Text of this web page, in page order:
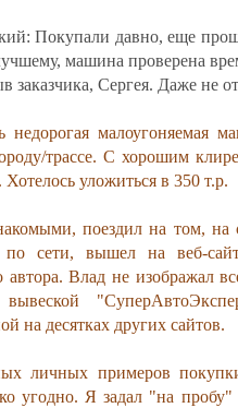
Покупали давно, еще
машина проверена
заказчика, Сергея. Даже не
недорогая малоугоняемая
трассе. С хорошим
Хотелось уложиться в 350 т.р.
поездил на том,
по сети, вышел на веб-
автора. Влад не изображал
на десятках других сайтов.
личных примеров
угодно. Я задал "на